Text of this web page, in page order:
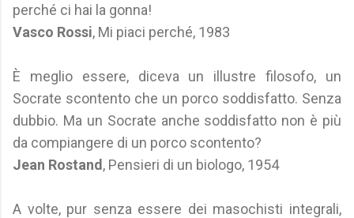
perché ci hai la gonna!
Vasco Rossi, Mi piaci perché, 1983
È meglio essere, diceva un illustre filosofo, un
Socrate scontento che un porco soddisfatto. Senza
dubbio. Ma un Socrate anche soddisfatto non è più
da compiangere di un porco scontento?
Jean Rostand , Pensieri di un biologo, 1954
A volte, pur senza essere dei masochisti integrali,